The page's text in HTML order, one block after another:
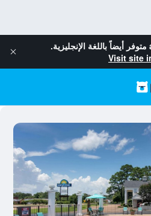
متوفر أيضاً باللغة الإنجليزية.
Visit site